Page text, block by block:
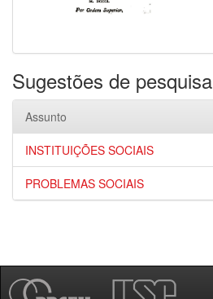
Sugestões de pesquisa
Assunto
INSTITUIÇÕES SOCIAIS
PROBLEMAS SOCIAIS